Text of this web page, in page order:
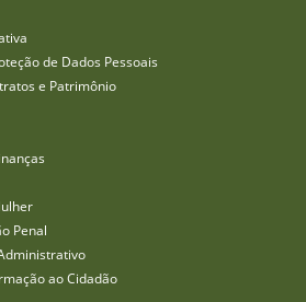
de Dados Pessoais
e Patrimônio
Penal
ao Cidadão